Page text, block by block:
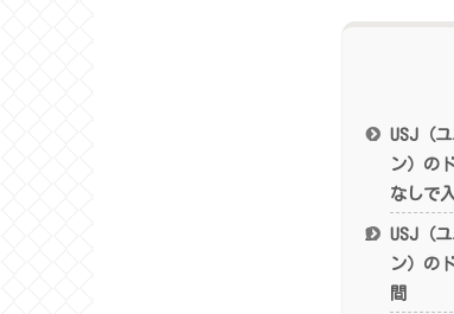
USJ（
ン）の
なしで
USJ（
ン）の
間